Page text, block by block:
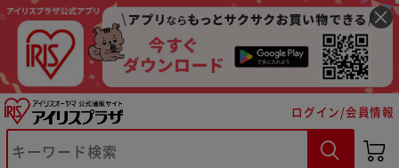
ログイン/会員情報
※ご確認ください